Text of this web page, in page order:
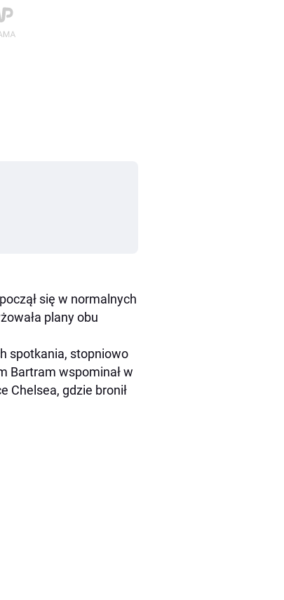
się w normalnych
plany obu
spotkania, stopniowo
Bartram wspominał w
Chelsea, gdzie bronił